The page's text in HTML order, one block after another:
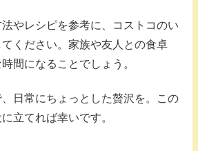
やレシピを参考に、コストコのい
ください。家族や友人との食卓
間になることでしょう。
日常にちょっとした贅沢を。この
立てれば幸いです。